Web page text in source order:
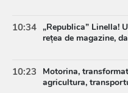
10:34 „Republica” Linella!
rețea de magazine,
10:23
Motorina,
agricultura,